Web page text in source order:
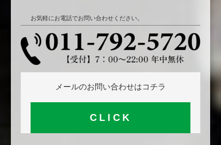
お気軽にお電話でお問い合わせください。
メールのお問い合わせはコチラ
CLICK